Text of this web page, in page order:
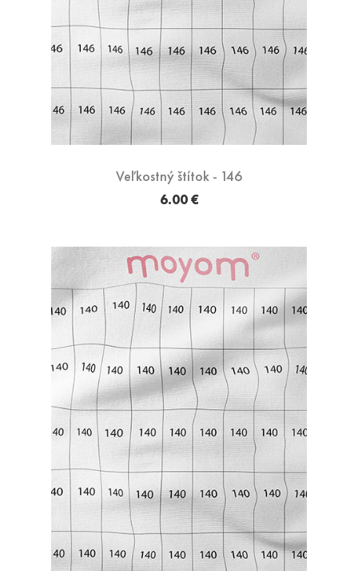
Veľkostný štítok - 146
6.00 €